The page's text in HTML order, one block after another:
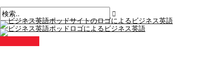
ン
テ
ン
ツ
イ
メ
ニ
ュ
ス
ト
ナ
ビ
こ
に
入
力。.
前
*
メ
ー
ル
*
ビ
ジ
ネ
ス
検
索
す
る